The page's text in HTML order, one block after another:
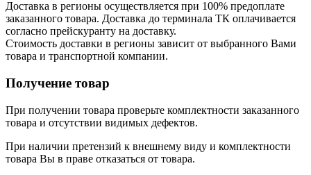
Доставка в регионы осуществляется при 100% предоплате
заказанного товара. Доставка до терминала ТК оплачивается
согласно прейскуранту на доставку.
Стоимость доставки в регионы зависит от выбранного Вами
товара и транспортной компании.
Получение товар
При получении товара проверьте комплектности заказанного
товара и отсутствии видимых дефектов.
При наличии претензий к внешнему виду и комплектности
товара Вы в праве отказаться от товара.